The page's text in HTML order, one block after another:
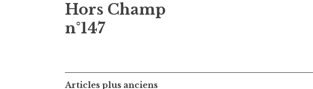
Hors Champ
n°147
Articles plus anciens